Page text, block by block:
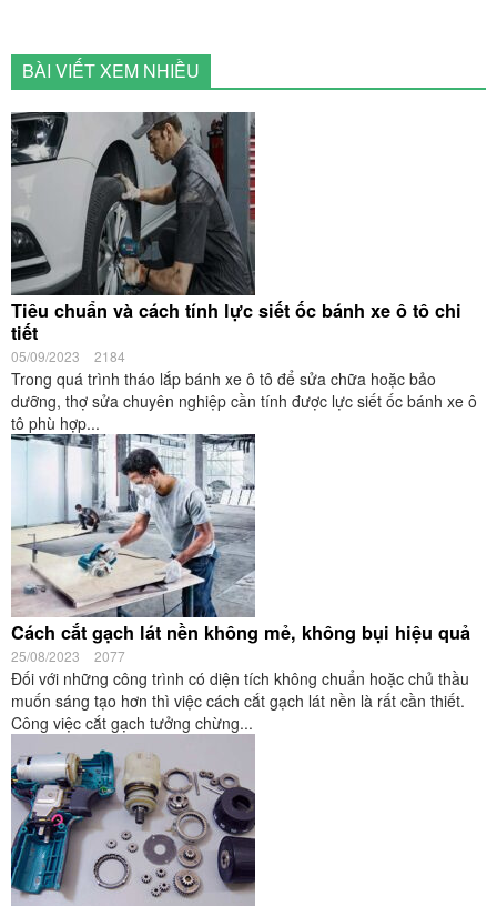
BÀI VIẾT XEM NHIỀU
Tiêu chuẩn và cách tính lực siết ốc bánh xe ô tô chi
tiết
05/09/2023 2184
Trong quá trình tháo lắp bánh xe ô tô để sửa chữa hoặc bảo
dưỡng, thợ sửa chuyên nghiệp cần tính được lực siết ốc bánh xe ô
tô phù hợp...
Cách cắt gạch lát nền không mẻ, không bụi hiệu quả
25/08/2023 2077
Đối với những công trình có diện tích không chuẩn hoặc chủ thầu
muốn sáng tạo hơn thì việc cách cắt gạch lát nền là rất cần thiết.
Công việc cắt gạch tưởng chừng...